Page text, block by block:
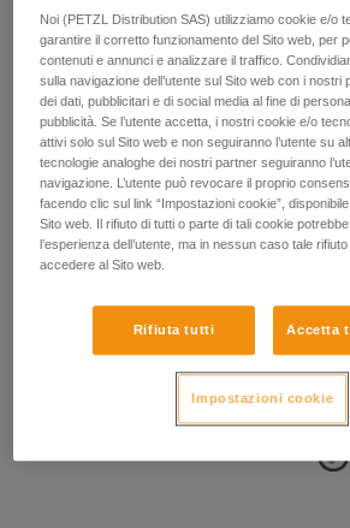
- POSIZIONE DEI PUNTI LATERALI:
I punti di attacco laterali si devono
iliache.
Noi (PETZL Distribution SAS) utilizziamo cookie e/o
garantire il corretto funzionamento del Sito web, per
contenuti e annunci e analizzare il traffico.
sulla navigazione dell’utente sul Sito web con i nostri
dei dati, pubblicitari e di social media al fine di
pubblicità. Se l’utente accetta, i nostri cookie e/o
attivi solo sul Sito web e non seguiranno l’utente su
tecnologie analoghe dei nostri partner seguiranno
navigazione. L’utente può revocare il proprio
facendo clic sul link “Impostazioni cookie”,
Sito web. Il rifiuto di tutti o parte di tali cookie
l’esperienza dell’utente, ma in nessun caso tale
accedere al Sito web.
Rifiuta tutti Accetta
Impostazioni cookie